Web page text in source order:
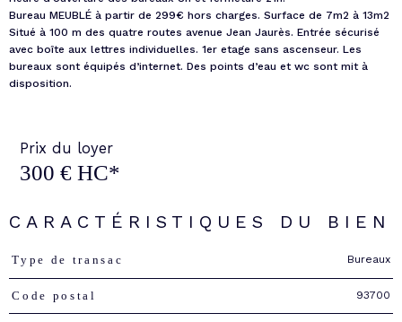
Bureau MEUBLÉ à partir de 299€ hors charges. Surface de 7m2 à 13m2
Situé à 100 m des quatre routes avenue Jean Jaurès. Entrée sécurisé
avec boîte aux lettres individuelles. 1er etage sans ascenseur. Les
bureaux sont équipés d’internet. Des points d’eau et wc sont mit à
disposition.
Prix du loyer
300 € HC*
CARACTÉRISTIQUES DU BIEN
Caractéristiques Valeurs
Type de transac Bureaux
Code postal 93700